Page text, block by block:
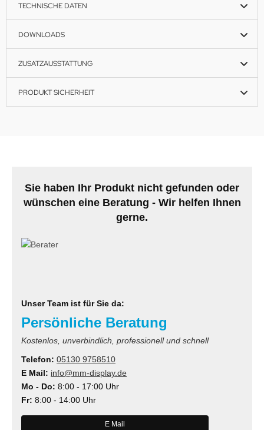
TECHNISCHE DATEN
DOWNLOADS
ZUSATZAUSSTATTUNG
PRODUKT SICHERHEIT
Sie haben Ihr Produkt nicht gefunden oder
wünschen eine Beratung - Wir helfen Ihnen
gerne.
Unser Team ist für Sie da:
Persönliche Beratung
Kostenlos, unverbindlich, professionell und schnell
Telefon: 05130 9758510
E Mail: info@mm-display.de
Mo - Do: 8:00 - 17:00 Uhr
Fr: 8:00 - 14:00 Uhr
E Mail